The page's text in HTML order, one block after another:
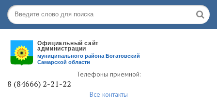
Телефоны приёмной:
8 (84666) 2-21-22
Все контакты